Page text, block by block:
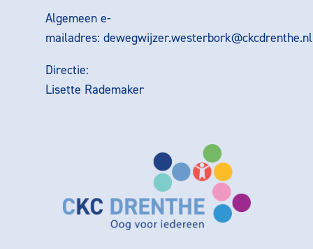
Algemeen e-
mailadres:
Directie:
Lisette Rademaker